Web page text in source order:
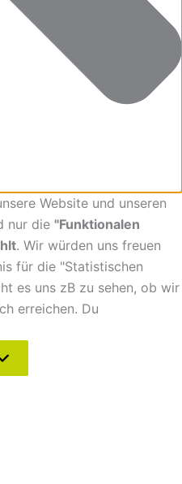
Website und unseren
nur die "Funktionalen
. Wir würden uns freuen
für die "Statistischen
es uns zB zu sehen, ob wir
erreichen. Du